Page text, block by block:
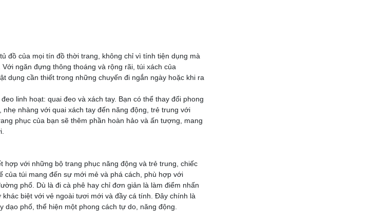
đồ của mọi tín đồ thời trang, không chỉ vì tính tiện dụng mà
ngăn đựng thông thoáng và rộng rãi, túi xách của
dụng cần thiết trong những chuyến đi ngắn ngày hoặc khi ra
linh hoạt: quai đeo và xách tay. Bạn có thể thay đổi phong
nhàng với quai xách tay đến năng động, trẻ trung với
phục của bạn sẽ thêm phần hoàn hảo và ấn tượng, mang
hợp với những bộ trang phục năng động và trẻ trung, chiếc
của túi mang đến sự mới mẻ và phá cách, phù hợp với
phố. Dù là đi cà phê hay chỉ đơn giản là làm điểm nhấn
biệt với vẻ ngoài tươi mới và đầy cá tính. Đây chính là
phố, thể hiện một phong cách tự do, năng động.